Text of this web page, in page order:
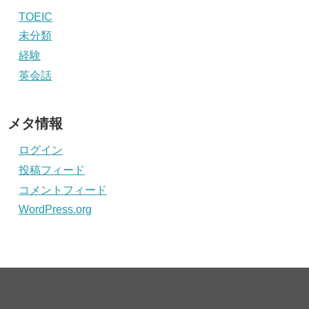
TOEIC
未分類
経験
英会話
メタ情報
ログイン
投稿フィード
コメントフィード
WordPress.org